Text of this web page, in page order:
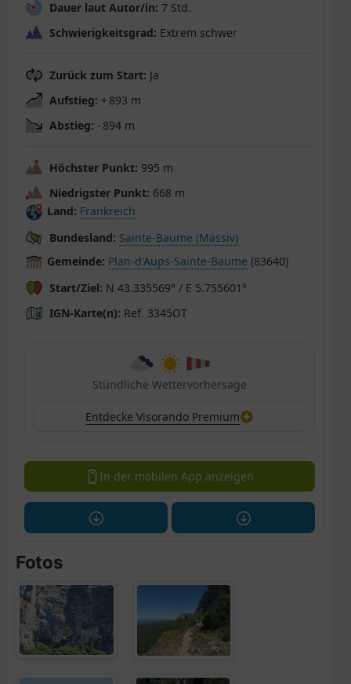
Dauer laut Autor/in: 7 Std.
Schwierigkeitsgrad: Extrem schwer
Zurück zum Start: Ja
Aufstieg: + 893 m
Abstieg: - 894 m
Höchster Punkt: 995 m
Niedrigster Punkt: 668 m
Land: Frankreich
Bundesland: Sainte-Baume (Massiv)
Gemeinde: Plan-d'Aups-Sainte-Baume (83640)
Start/Ziel: N 43.335569° / E 5.755601°
IGN-Karte(n): Ref. 3345OT
Stündliche Wettervorhersage
Entdecke Visorando Premium
In der mobilen App anzeigen
Fotos